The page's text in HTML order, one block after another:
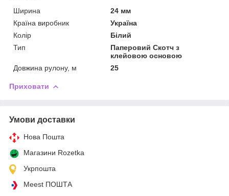
Ширина
24 мм
Країна виробник
Україна
Колір
Білий
Тип
Паперовий Скотч з
клейовою основою
Довжина рулону, м
25
Приховати
Умови доставки
Нова Пошта
Магазини Rozetka
Укрпошта
Meest ПОШТА